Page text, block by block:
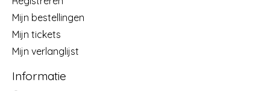
Mijn bestellingen
Mijn tickets
Mijn verlanglijst
Informatie